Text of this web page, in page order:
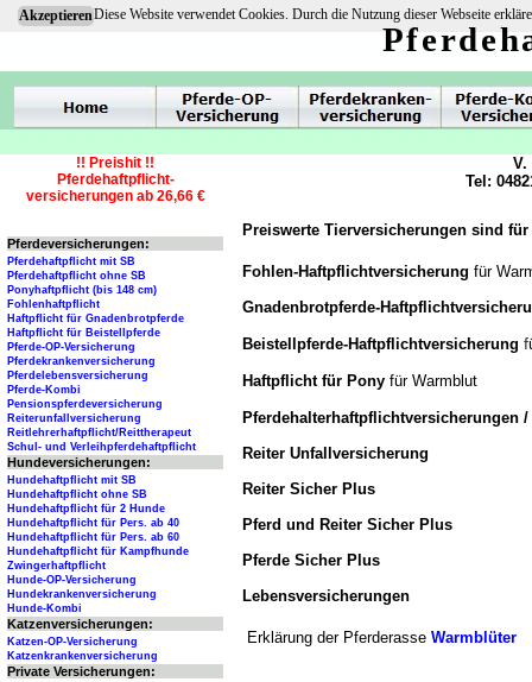
AkzeptierenDiese Website verwendet Cookies. Durch die Nutzung dieser Webseite
Preiswerte Tierversicherungen sind
Fohlen-Haftpflichtversicherung für
Gnadenbrotpferde-
Beistellpferde-Haftpflichtversicherung f
Haftpflicht für Pony für Warmblut
Pferdehalterhaftpflichtversicherungen
Reiter Unfallversicherung
Reiter Sicher Plus
Pferd und Reiter Sicher Plus
Pferde Sicher Plus
Lebensversicherungen
Erklärung der Pferderasse Warmblüter
V.
Tel:
!! Preishit !!
Pferdehaftpflicht-
versicherungen ab 26,66 €
Pferdeversicherungen:
Pferdehaftpflicht mit SB
Pferdehaftpflicht ohne SB
Ponyhaftpflicht (bis 148 cm)
Fohlenhaftpflicht
Haftpflicht für Gnadenbrotpferde
Haftpflicht für Beistellpferde
Pferde-OP-Versicherung
Pferdekrankenversicherung
Pferdelebensversicherung
Pferde-Kombi
Pensionspferdeversicherung
Reiterunfallversicherung
Reitlehrerhaftpflicht/Reittherapeut
Schul- und Verleihpferdehaftpflicht
Hundeversicherungen:
Hundehaftpflicht mit SB
Hundehaftpflicht ohne SB
Hundehaftpflicht für 2 Hunde
Hundehaftpflicht für Pers. ab 40
Hundehaftpflicht für Pers. ab 60
Hundehaftpflicht für Kampfhunde
Zwingerhaftpflicht
Hunde-OP-Versicherung
Hundekrankenversicherung
Hunde-Kombi
Katzenversicherungen:
Katzen-OP-Versicherung
Katzenkrankenversicherung
Private Versicherungen: